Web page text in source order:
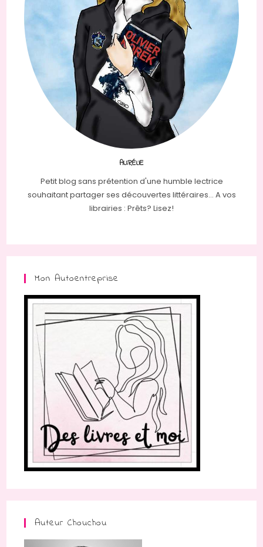
AURÉLIE
Petit blog sans prétention d'une humble lectrice
souhaitant partager ses découvertes littéraires... A vos
librairies : Prêts? Lisez!
Mon Autoentreprise
Auteur Chouchou